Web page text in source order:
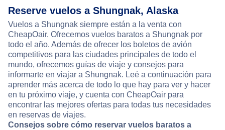
Reserve vuelos a Shungnak, Alaska
Vuelos a Shungnak siempre están a la venta con
CheapOair. Ofrecemos vuelos baratos a Shungnak por
todo el año. Además de ofrecer los boletos de avión
competitivos para las ciudades principales de todo el
mundo, ofrecemos guías de viaje y consejos para
informarte en viajar a Shungnak. Leé a continuación para
aprender más acerca de todo lo que hay para ver y hacer
en tu próximo viaje, y cuenta con CheapOair para
encontrar las mejores ofertas para todas tus necesidades
en reservas de viajes.
Consejos sobre cómo reservar vuelos baratos a